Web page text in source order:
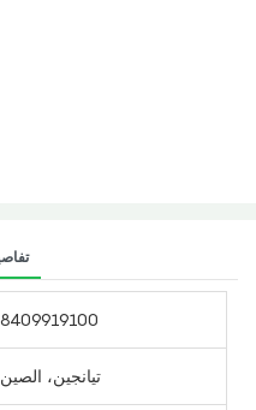
8409919100
تيانجين، الصين